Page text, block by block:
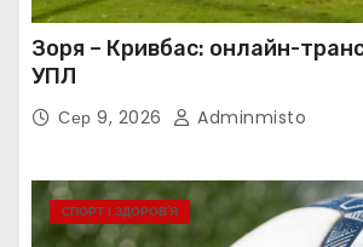
Зоря – Кривбас: онлайн-
УПЛ
Сер 9, 2026 Adminmisto
СПОРТ І ЗДОРОВ’Я